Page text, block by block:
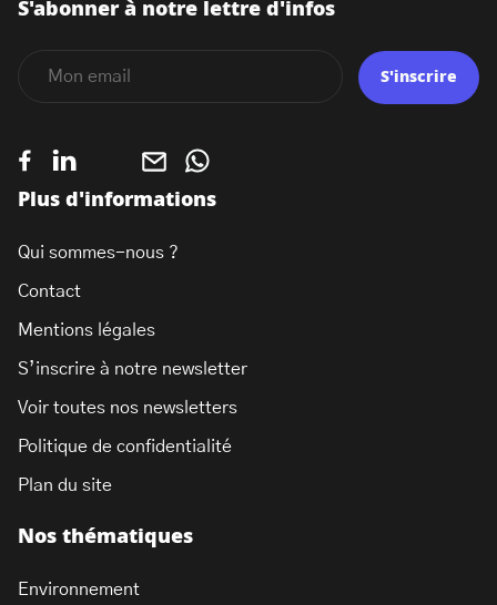
Nos thématiques
Environnement
Plus d'informations
Qui sommes-nous ?
Contact
Mentions légales
S’inscrire à notre newsletter
Voir toutes nos newsletters
Politique de confidentialité
Plan du site
S'abonner à notre lettre d'infos
S'inscrire